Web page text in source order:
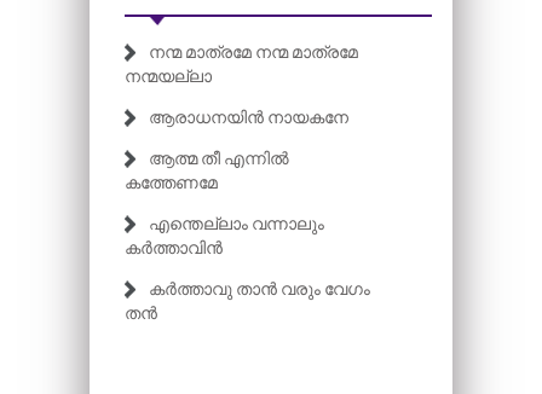
നന്മ മാത്രമേ നന്മ മാത്രമേ
നന്മയല്ലാ
ആരാധനയിൻ നായകനേ
ആത്മ തീ എന്നിൽ
കത്തേണമേ
എന്തെല്ലാം വന്നാലും
കർത്താവിൻ
കർത്താവു താൻ വരും വേഗം
തൻ